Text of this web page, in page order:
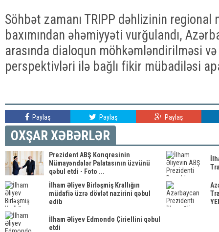
Söhbət zamanı TRIPP dəhlizinin regional
baxımından əhəmiyyəti vurğulandı,
arasında dialoqun möhkəmləndirilməsi və
perspektivləri ilə bağlı fikir mübadiləsi
Paylaş Paylaş Paylaş
OXŞAR XƏBƏRLƏR
Prezident ABŞ Konqresinin
Nümayəndələr Palatasının üzvünü
qəbul etdi - Foto ...
İlham Əliyev Birləşmiş Krallığın
müdafiə üzrə dövlət nazirini qəbul
edib
İlham Əliyev Edmondo Çiriellini qəbul
etdi